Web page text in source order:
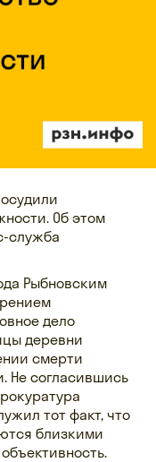
Об этом
служба
Рыбновским
дело
деревни
смерти
Не согласившись
тот факт, что
близкими